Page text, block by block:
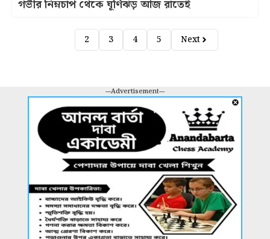
গভীর নিম্নচাপ থেকে ঘূর্ণিঝড় আজ রাতেই
2 3 4 5 Next
---Advertisement---